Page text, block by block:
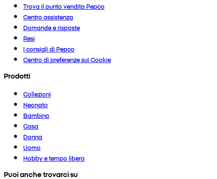
Trova il punto vendita Pepco
Centro assistenza
Domande e risposte
Resi
I consigli di Pepco
Centro di preferenze sui Cookie
Prodotti
Collezioni
Neonato
Bambino
Casa
Donna
Uomo
Hobby e tempo libero
Puoi anche trovarci su